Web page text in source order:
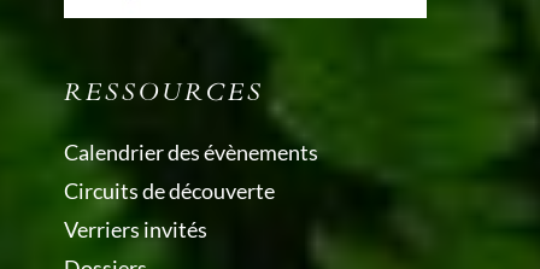
RESSOURCES
Calendrier des évènements
Circuits de découverte
Verriers invités